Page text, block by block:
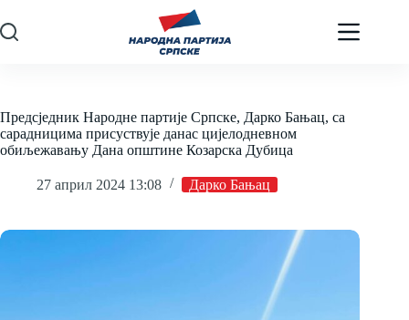
to
content
Предсједник Народне партије Српске, Дарко Бањац, са
сарадницима присуствује данас цијелодневном
обиљежавању Дана општине Козарска Дубица
27 април 2024 13:08 Дарко Бањац